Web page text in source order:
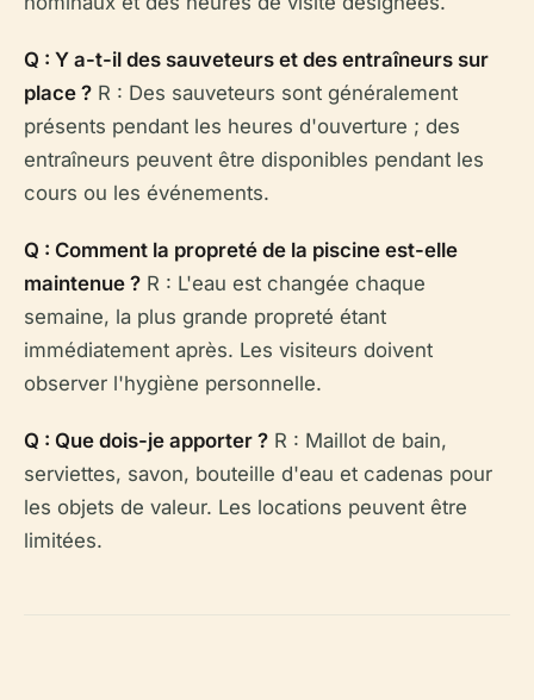
Q : Y a-t-il des sauveteurs et des entraîneurs sur
place ? R : Des sauveteurs sont généralement
présents pendant les heures d'ouverture ; des
entraîneurs peuvent être disponibles pendant les
cours ou les événements.
Q : Comment la propreté de la piscine est-elle
maintenue ? R : L'eau est changée chaque
semaine, la plus grande propreté étant
immédiatement après. Les visiteurs doivent
observer l'hygiène personnelle.
Q : Que dois-je apporter ? R : Maillot de bain,
serviettes, savon, bouteille d'eau et cadenas pour
les objets de valeur. Les locations peuvent être
limitées.